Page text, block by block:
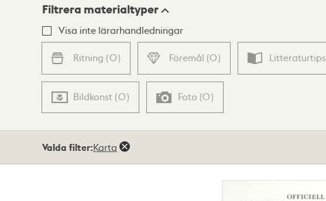
Lista Karta
Filtrera materialtyper
Visa inte lärarhandledningar
Ritning (0) Föremål (0) Litteraturtips
Bildkonst (0) Foto (0)
Valda filter:Karta